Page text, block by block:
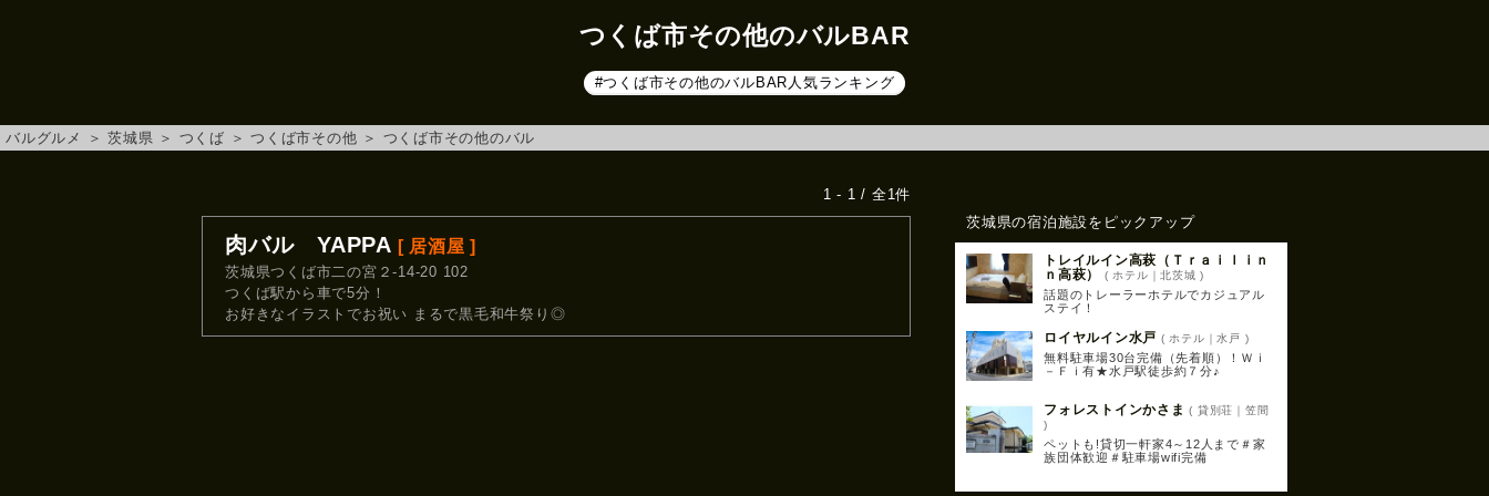
つくば市その他のバルBAR
#つくば市その他のバルBAR人気ランキング
バルグルメ ＞ 茨城県 ＞ つくば ＞ つくば市その他 ＞ つくば市その他のバル
1 - 1 / 全1件
肉バル YAPPA [ 居酒屋 ]
茨城県つくば市二の宮２-14-20 102
つくば駅から車で5分！
お好きなイラストでお祝い まるで黒毛和牛祭り◎
茨城県の宿泊施設をピックアップ
トレイルイン高萩（Ｔｒａｉｌｉｎ
ｎ高萩）
( ホテル｜北茨城 )
話題のトレーラーホテルでカジュアル
ステイ！
ロイヤルイン水戸 ( ホテル｜水戸 )
無料駐車場30台完備（先着順）！Ｗｉ
－Ｆｉ有★水戸駅徒歩約７分♪
フォレストインかさま ( 貸別荘｜笠間
)
ペットも!貸切一軒家4～12人まで＃家
族団体歓迎＃駐車場wifi完備